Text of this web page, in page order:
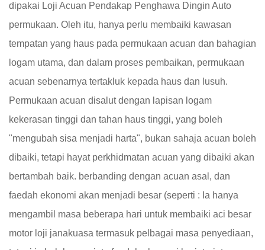
dipakai Loji Acuan Pendakap Penghawa Dingin Auto
permukaan. Oleh itu, hanya perlu membaiki kawasan
tempatan yang haus pada permukaan acuan dan bahagian
logam utama, dan dalam proses pembaikan, permukaan
acuan sebenarnya tertakluk kepada haus dan lusuh.
Permukaan acuan disalut dengan lapisan logam
kekerasan tinggi dan tahan haus tinggi, yang boleh
"mengubah sisa menjadi harta", bukan sahaja acuan boleh
dibaiki, tetapi hayat perkhidmatan acuan yang dibaiki akan
bertambah baik. berbanding dengan acuan asal, dan
faedah ekonomi akan menjadi besar (seperti : Ia hanya
mengambil masa beberapa hari untuk membaiki aci besar
motor loji janakuasa termasuk pelbagai masa penyediaan,